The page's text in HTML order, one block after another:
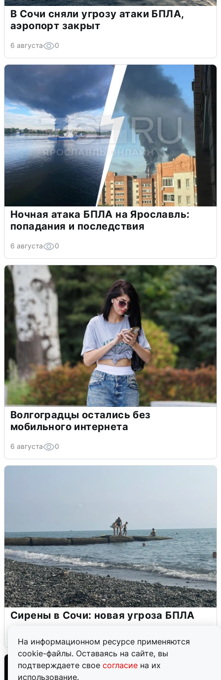
На информационном ресурсе применяются
cookie-файлы. Оставаясь на сайте, вы
подтверждаете свое согласие на их
использование.
В Сочи сняли угрозу атаки БПЛА,
аэропорт закрыт
6 августа 0
Ночная атака БПЛА на Ярославль:
попадания и последствия
6 августа 0
Волгоградцы остались без
мобильного интернета
6 августа 0
Сирены в Сочи: новая угроза БПЛА